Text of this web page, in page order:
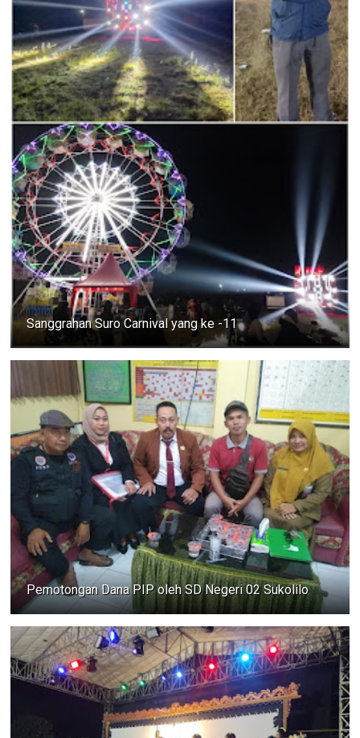
Sanggrahan Suro Carnival yang ke -11
Pemotongan Dana PIP oleh SD Negeri 02 Sukolilo